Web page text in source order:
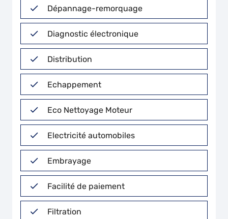
Dépannage-remorquage
Diagnostic électronique
Distribution
Echappement
Eco Nettoyage Moteur
Electricité automobiles
Embrayage
Facilité de paiement
Filtration